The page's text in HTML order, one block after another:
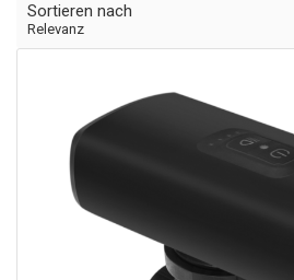
Sortieren nach
Relevanz